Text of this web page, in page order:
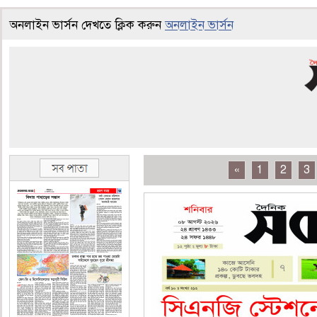
অনলাইন ভার্সন দেখতে ক্লিক করুনঅনলাইন ভার্সন
« 1 2 3